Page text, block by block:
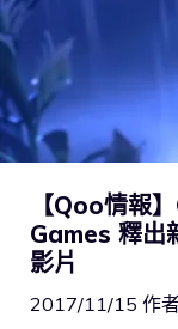
【Qoo情報
Games 釋出
影片
2017/11/15 作